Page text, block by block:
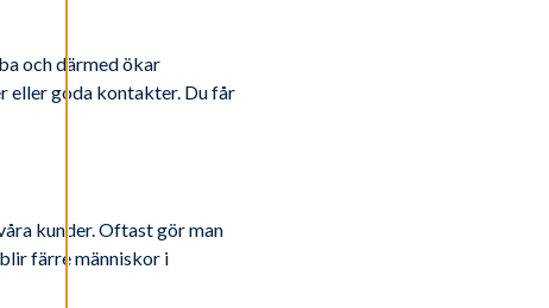
och därmed ökar
eller goda kontakter. Du får
kunder. Oftast gör man
färre människor i